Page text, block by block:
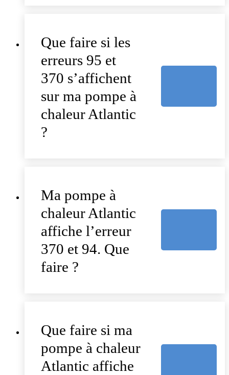
Que faire si les
erreurs 95 et
370 s’affichent
sur ma pompe à
chaleur Atlantic
?
Ma pompe à
chaleur Atlantic
affiche l’erreur
370 et 94. Que
faire ?
Que faire si ma
pompe à chaleur
Atlantic affiche